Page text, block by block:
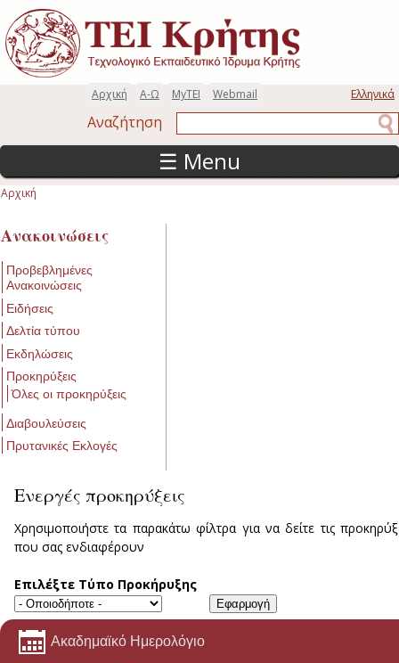
Παράκαμψη προς το κυρίως περιεχόμενο
Ελληνικά
Webmail
MyTEI
Α-Ω
Αρχική
Αναζήτηση
☰ Menu
Αρχική
Ανακοινώσεις
Προβεβλημένες
Ανακοινώσεις
Ειδήσεις
Δελτία τύπου
Εκδηλώσεις
Προκηρύξεις
Όλες οι προκηρύξεις
Διαβουλεύσεις
Πρυτανικές Εκλογές
Ενεργές προκηρύξεις
Χρησιμοποιήστε τα παρακάτω φίλτρα για να δείτε τις
που σας ενδιαφέρουν
Επιλέξτε Τύπο Προκήρυξης
Ακαδημαϊκό Ημερολόγιο